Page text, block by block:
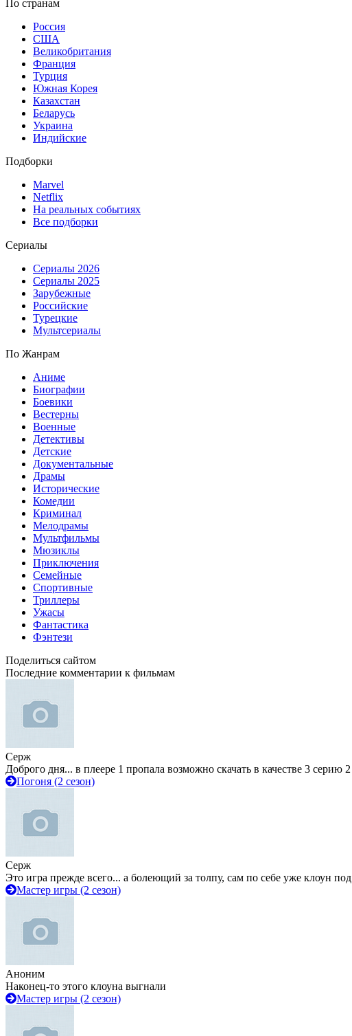
По странам
Россия
США
Великобритания
Франция
Турция
Южная Корея
Казахстан
Беларусь
Украина
Индийские
Подборки
Marvel
Netflix
На реальных событиях
Все подборки
Сериалы
Сериалы 2026
Сериалы 2025
Зарубежные
Российские
Турецкие
Мультсериалы
По Жанрам
Аниме
Биографии
Боевики
Вестерны
Военные
Детективы
Детские
Документальные
Драмы
Исторические
Комедии
Криминал
Мелодрамы
Мультфильмы
Мюзиклы
Приключения
Семейные
Спортивные
Триллеры
Ужасы
Фантастика
Фэнтези
Поделиться сайтом
Последние комментарии к фильмам
Серж
Доброго дня... в плеере 1 пропала возможно скачать в качестве 3 серию 2
Погоня (2 сезон)
Серж
Это игра прежде всего... а болеющий за толпу, сам по себе уже клоун под
Мастер игры (2 сезон)
Аноним
Наконец-то этого клоуна выгнали
Мастер игры (2 сезон)